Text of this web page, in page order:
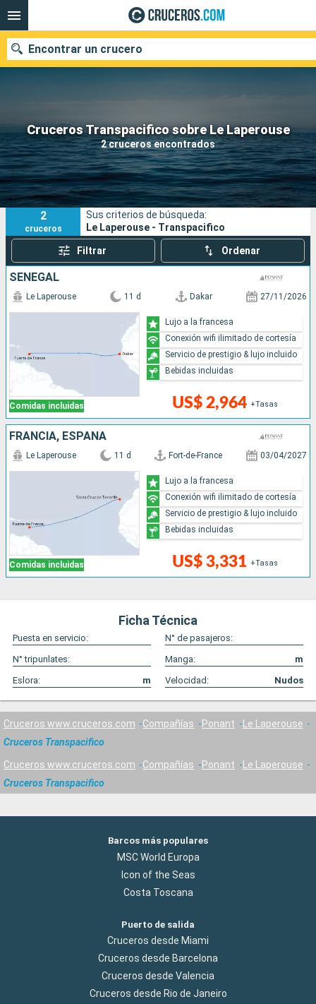
Cruceros Transpacifico sobre Le Laperouse
2 cruceros encontrados
Encontrar un crucero
Nuestros destinos
Fecha de salida
Puertos Compañías
Buscar
2
cruceros
Sus criterios de búsqueda:
Le Laperouse - Transpacifico
Filtrar Ordenar
SENEGAL
Comidas incluidas
Le Laperouse 11 d Dakar 27/11/2026
US$ 2,964 +Tasas
Lujo a la francesa
Conexión wifi ilimitado de cortesía
Servicio de prestigio & lujo incluido
Bebidas incluidas
FRANCIA, ESPAÑA
Comidas incluidas
Le Laperouse 11 d Fort-de-France 03/04/2027
US$ 3,331 +Tasas
Lujo a la francesa
Conexión wifi ilimitado de cortesía
Servicio de prestigio & lujo incluido
Bebidas incluidas
Ficha Técnica
Puesta en servicio:
N° de pasajeros:
N° tripunlates:
Manga:
m
Eslora:
m Velocidad: Nudos
Cruceros www.cruceros.com Compañías Ponant
Le Laperouse
Cruceros Transpacifico
Cruceros www.cruceros.com Compañías Ponant
Le Laperouse
Cruceros Transpacifico
Barcos más populares
MSC World Europa
Icon of the Seas
Costa Toscana
Puerto de salida
Cruceros desde Miami
Cruceros desde Barcelona
Cruceros desde Valencia
Cruceros desde Rio de Janeiro